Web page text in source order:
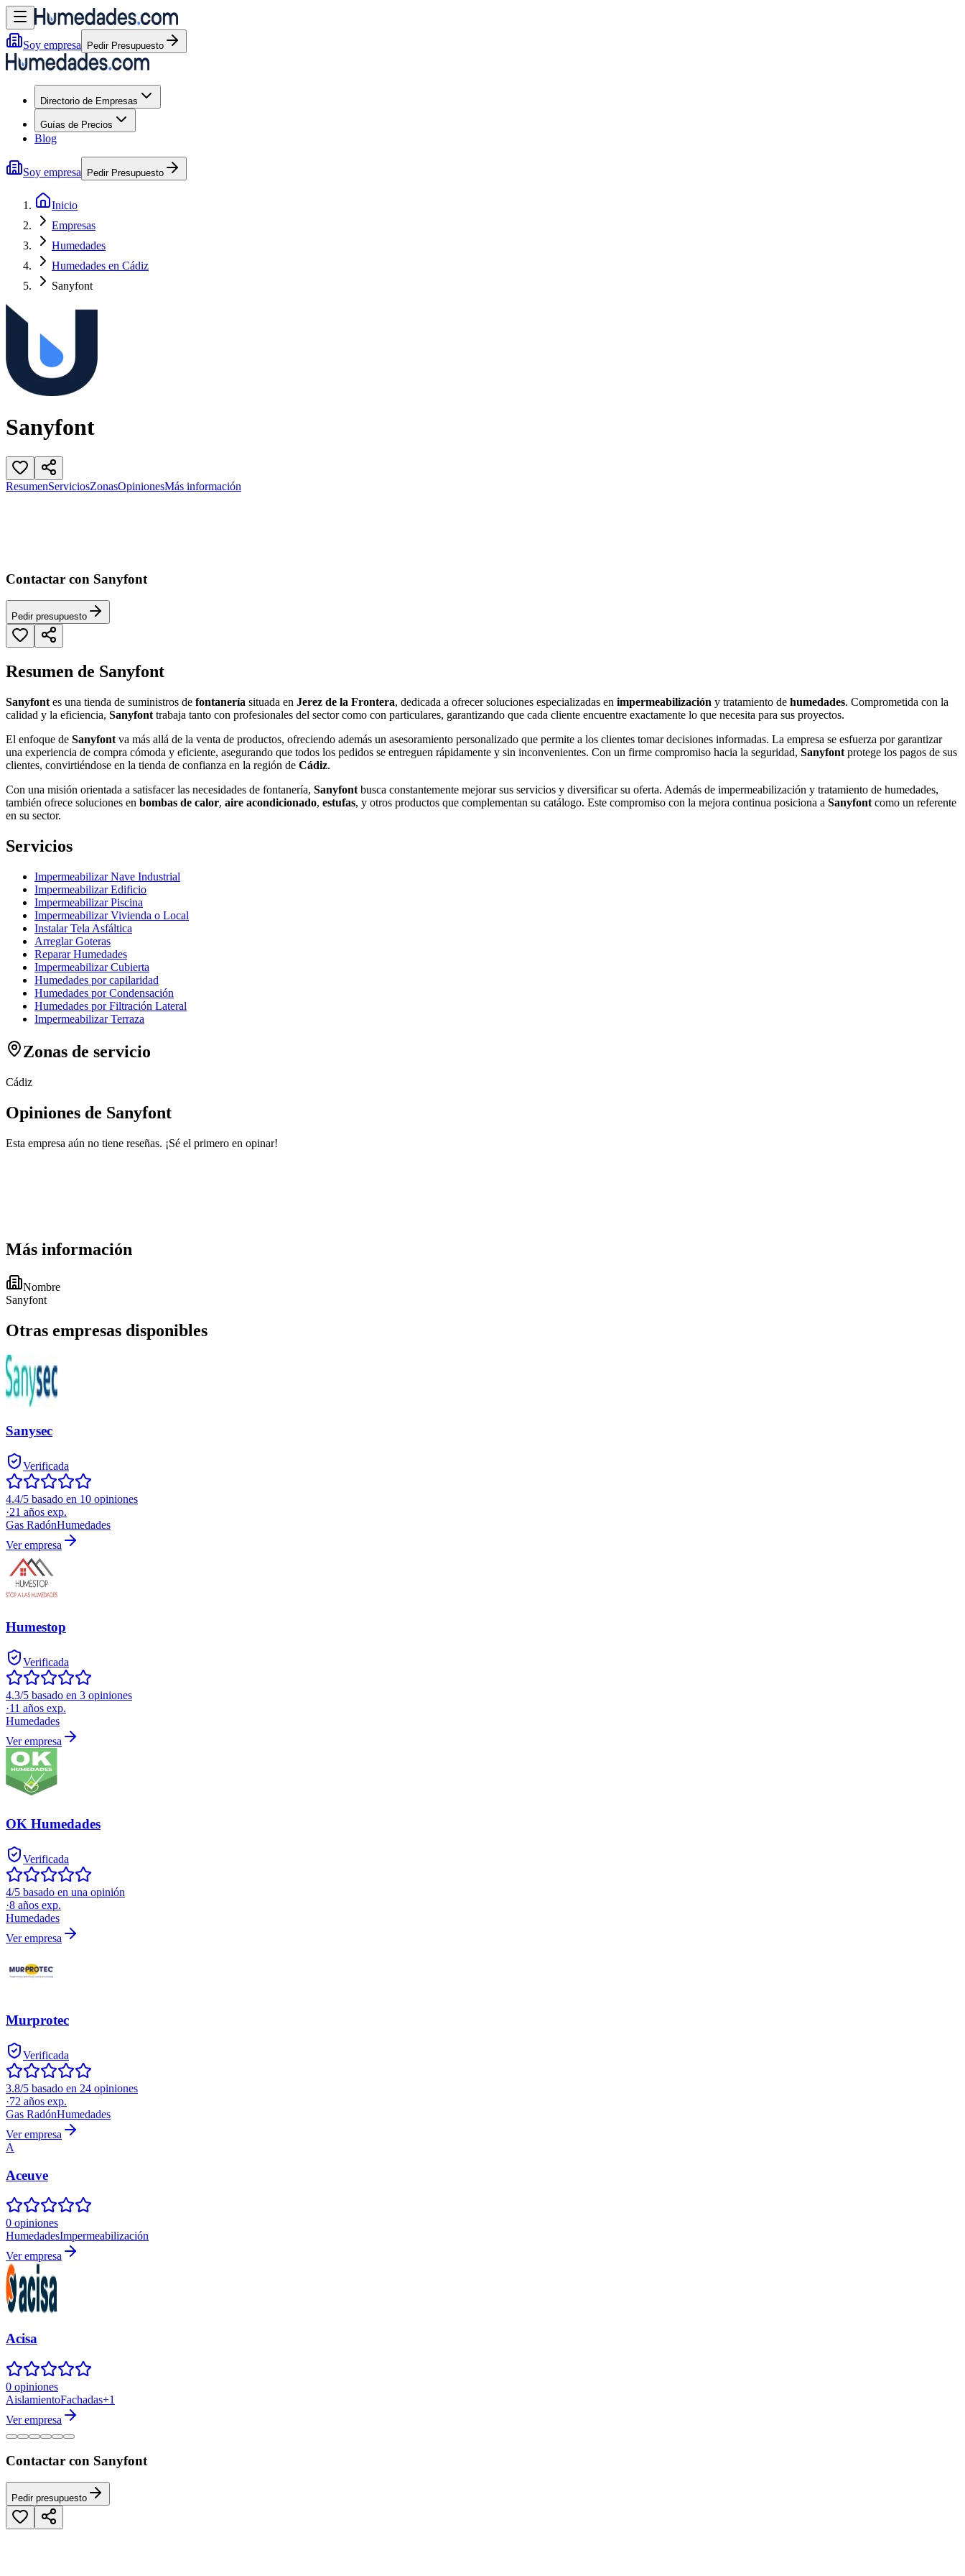
Soy empresa Pedir Presupuesto
Directorio de Empresas
Guías de Precios
Blog
Soy empresa Pedir Presupuesto
Inicio
Empresas
Humedades
Humedades en Cádiz
Sanyfont
Sanyfont
ResumenServiciosZonasOpinionesMás información
Contactar con Sanyfont
Pedir presupuesto
Resumen de Sanyfont
Sanyfont es una tienda de suministros de fontanería situada en Jerez de la Frontera, dedicada a ofrecer soluciones especializadas en impermeabilización y tratamiento de humedades. Comprometida con la
calidad y la eficiencia, Sanyfont trabaja tanto con profesionales del sector como con particulares, garantizando que cada cliente encuentre exactamente lo que necesita para sus proyectos.
El enfoque de Sanyfont va más allá de la venta de productos, ofreciendo además un asesoramiento personalizado que permite a los clientes tomar decisiones informadas. La empresa se esfuerza por garantizar
una experiencia de compra cómoda y eficiente, asegurando que todos los pedidos se entreguen rápidamente y sin inconvenientes. Con un firme compromiso hacia la seguridad, Sanyfont protege los pagos de sus
clientes, convirtiéndose en la tienda de confianza en la región de Cádiz.
Con una misión orientada a satisfacer las necesidades de fontanería, Sanyfont busca constantemente mejorar sus servicios y diversificar su oferta. Además de impermeabilización y tratamiento de humedades,
también ofrece soluciones en bombas de calor, aire acondicionado, estufas, y otros productos que complementan su catálogo. Este compromiso con la mejora continua posiciona a Sanyfont como un referente
en su sector.
Servicios
Impermeabilizar Nave Industrial
Impermeabilizar Edificio
Impermeabilizar Piscina
Impermeabilizar Vivienda o Local
Instalar Tela Asfáltica
Arreglar Goteras
Reparar Humedades
Impermeabilizar Cubierta
Humedades por capilaridad
Humedades por Condensación
Humedades por Filtración Lateral
Impermeabilizar Terraza
Zonas de servicio
Cádiz
Opiniones de Sanyfont
Esta empresa aún no tiene reseñas. ¡Sé el primero en opinar!
Más información
Nombre
Sanyfont
Otras empresas disponibles
Sanysec
Verificada
4.4/5 basado en 10 opiniones
·21 años exp.
Gas RadónHumedades
Ver empresa
Humestop
Verificada
4.3/5 basado en 3 opiniones
·11 años exp.
Humedades
Ver empresa
OK Humedades
Verificada
4/5 basado en una opinión
·8 años exp.
Humedades
Ver empresa
Murprotec
Verificada
3.8/5 basado en 24 opiniones
·72 años exp.
Gas RadónHumedades
Ver empresa
A
Aceuve
0 opiniones
HumedadesImpermeabilización
Ver empresa
Acisa
0 opiniones
AislamientoFachadas+1
Ver empresa
Contactar con Sanyfont
Pedir presupuesto